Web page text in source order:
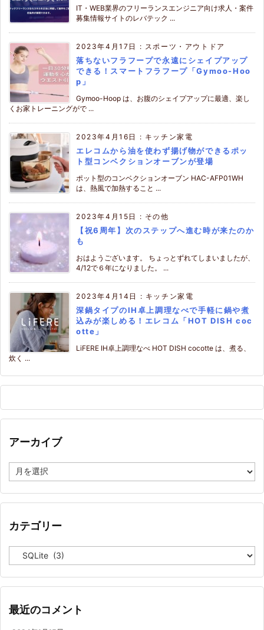
IT・WEB業界のフリーランスエンジニア向け求人・案件
募集情報サイトのレバテック ...
2023年4月17日 : スポーツ・アウトドア
落ちないフラフープで永遠にシェイプアップ
できる！スマートフラフープ「Gymoo-Hoo
p」
Gymoo-Hoop は、お腹のシェイプアップに最適、楽し
くお家トレーニングがで ...
2023年4月16日 : キッチン家電
エレコムから油を使わず揚げ物ができるポッ
ト型コンベクションオーブンが登場
ポット型のコンベクションオーブン HAC-AFP01WH
は、熱風で加熱すること ...
2023年4月15日 : その他
【祝6周年】次のステップへ進む時が来たのか
も
おはようございます。 ちょっとずれてしまいましたが、
4/12で６年になりました。 ...
2023年4月14日 : キッチン家電
深鍋タイプのIH卓上調理なべで手軽に鍋や煮
込みが楽しめる！エレコム「HOT DISH coc
otte」
LiFERE IH卓上調理なべ HOT DISH cocotte は、煮る、
炊く ...
アーカイブ
ー
イ
カテゴリー
リ
最近のコメント